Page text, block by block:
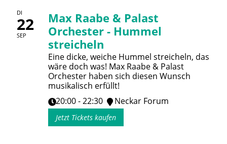
DI
22
SEP
Max Raabe & Palast
Orchester - Hummel
streicheln
Eine dicke, weiche Hummel streicheln, das
wäre doch was! Max Raabe & Palast
Orchester haben sich diesen Wunsch
musikalisch erfüllt!
20:00 - 22:30
Neckar Forum
Jetzt Tickets kaufen